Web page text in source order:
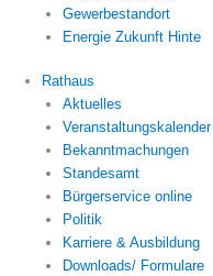
Gewerbestandort
Energie Zukunft Hinte
Rathaus
Aktuelles
Veranstaltungskalender
Bekanntmachungen
Standesamt
Bürgerservice online
Politik
Karriere & Ausbildung
Downloads/ Formulare